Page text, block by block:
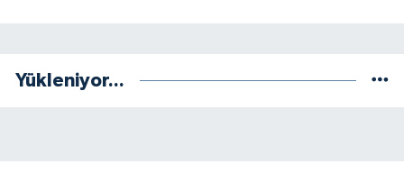
Yükleniyor...